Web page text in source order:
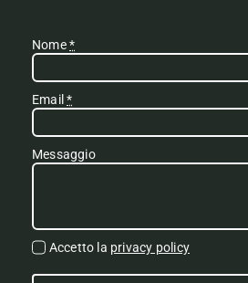
Nome*
Email*
Messaggio
Accetto la privacy policy